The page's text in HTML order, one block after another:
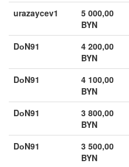
urazaycev1
5 000,00
BYN
DоN91
4 200,00
BYN
DоN91
4 100,00
BYN
DоN91
3 800,00
BYN
DоN91
3 500,00
BYN